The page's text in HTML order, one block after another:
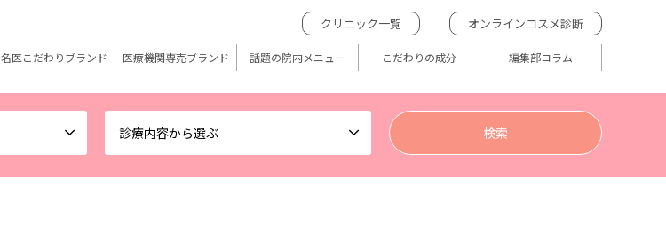
診療内容から選ぶ
クリニック一覧 オンラインコスメ診断
名医こだわりブランド 医療機関専売ブランド 話題の院内メニュー こだわりの成分 編集部コラム